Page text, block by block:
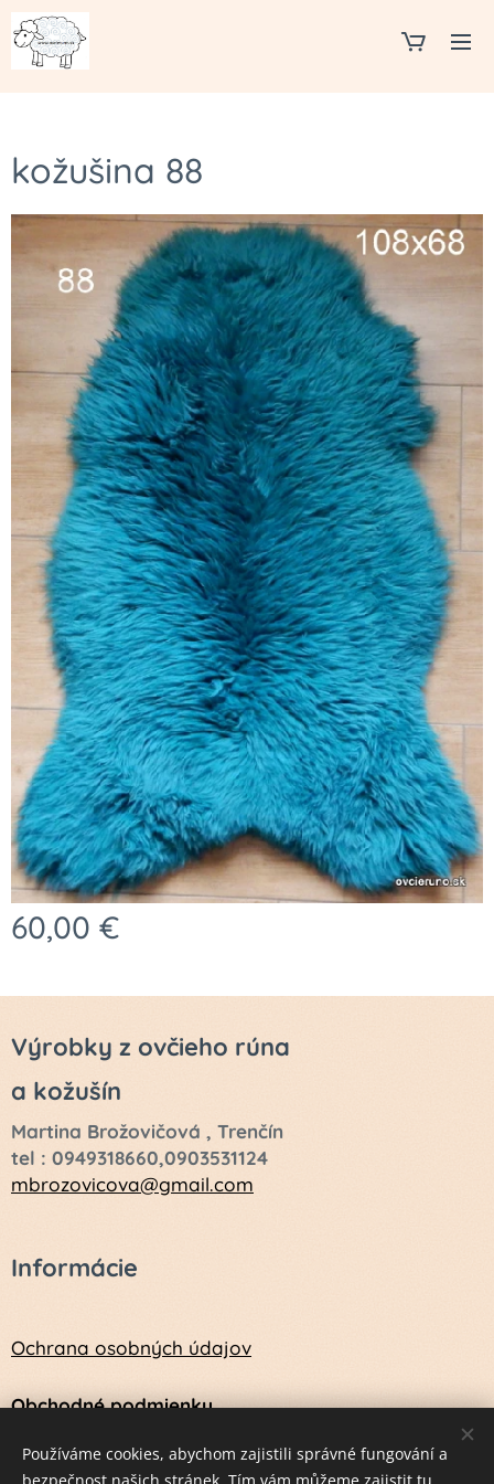
kožušina 88
60,00 €
Výrobky z ovčieho rúna
a kožušín
Martina Brožovičová , Trenčín
tel : 0949318660,0903531124
mbrozovicova@gmail.com
Informácie
Ochrana osobných údajov
Obchodné podmienky
Návod na údržbu a ošetrenie vlny a kožušín
Používáme cookies, abychom zajistili správné fungování a